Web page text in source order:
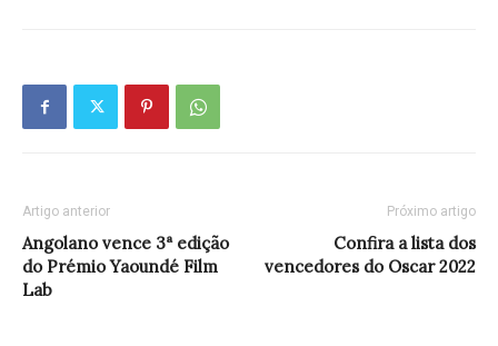
Artigo anterior
Angolano vence 3ª edição
do Prémio Yaoundé Film
Lab
Próximo artigo
Confira a lista dos
vencedores do Oscar 2022